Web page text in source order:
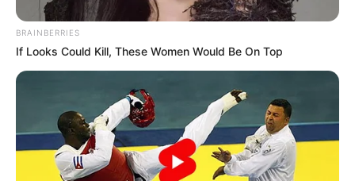
Bademöglichkeiten in und um Meiningen
Tagesausflugsziele für Meiningen
Wandern
Ausflug mit der Bahn
Kinoprogramm
Angebote für Behinderte
Aussichtstürme
BRAINBERRIES
If Looks Could Kill, These Women Would Be On Top